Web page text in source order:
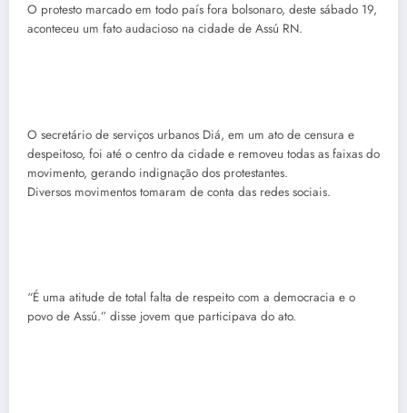
O protesto marcado em todo país fora bolsonaro, deste sábado 19,
aconteceu um fato audacioso na cidade de Assú RN.
O secretário de serviços urbanos Diá, em um ato de censura e
despeitoso, foi até o centro da cidade e removeu todas as faixas do
movimento, gerando indignação dos protestantes.
Diversos movimentos tomaram de conta das redes sociais.
“É uma atitude de total falta de respeito com a democracia e o
povo de Assú.” disse jovem que participava do ato.